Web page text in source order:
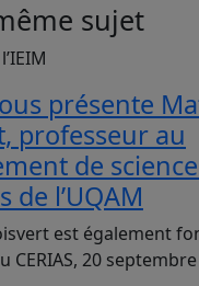
sujet
présente
professeur au
de
de l’UQAM
est également
CERIAS, 20 septembre